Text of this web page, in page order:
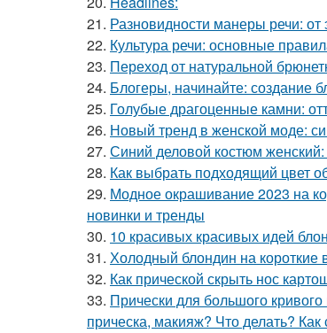
21. Разновидности манеры речи:
22. Культура речи: основные
23. Переход от натуральной
24. Блогеры, начинайте: создание
25. Голубые драгоценные камни:
26. Новый тренд в женской моде:
27. Синий деловой костюм
28. Как выбрать подходящий цвет
29. Модное окрашивание 2023 на
новинки и тренды
30. 10 красивых красивых идей
31. Холодный блондин на короткие
32. Как прической скрыть нос
33. Прически для большого
прическа, макияж? Что делать?